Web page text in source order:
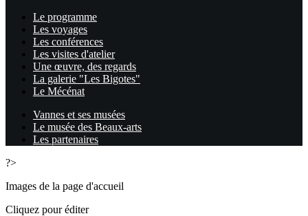
Le programme
Les voyages
Les conférences
Les visites d'atelier
Une œuvre, des regards
La galerie "Les Bigotes"
Le Mécénat
Vannes et ses musées
Le musée des Beaux-arts
Les partenaires
?>
Images de la page d'accueil
Cliquez pour éditer